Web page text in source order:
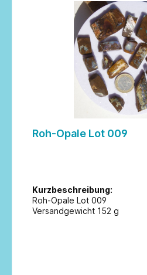
Roh-Opale Lot 009
Kurzbeschreibung:
Roh-Opale Lot 009
Versandgewicht 152 g